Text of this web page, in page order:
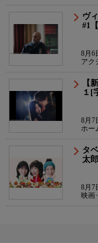
ヴ
#1
8月6
アク
【
１[
8月7
ホー
タ
太
8月7
映画